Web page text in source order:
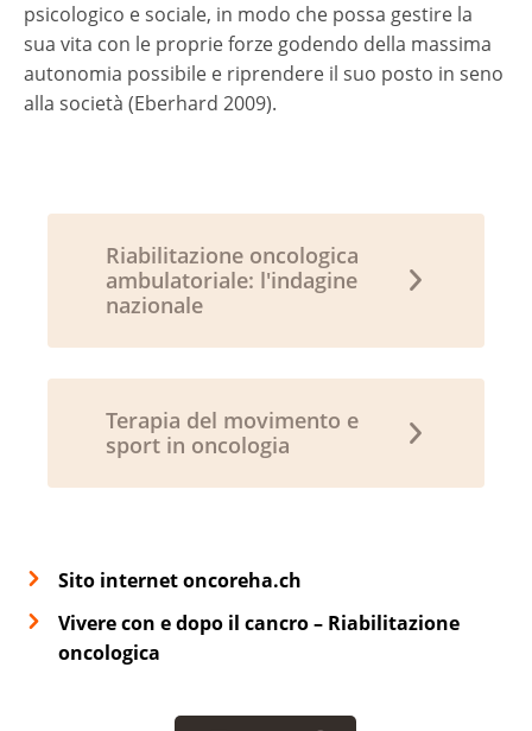
psicologico e sociale, in modo che possa gestire la
sua vita con le proprie forze godendo della massima
autonomia possibile e riprendere il suo posto in seno
alla società (Eberhard 2009).
Riabilitazione oncologica
ambulatoriale: l'indagine
nazionale
Terapia del movimento e
sport in oncologia
Sito internet oncoreha.ch
Vivere con e dopo il cancro – Riabilitazione
oncologica